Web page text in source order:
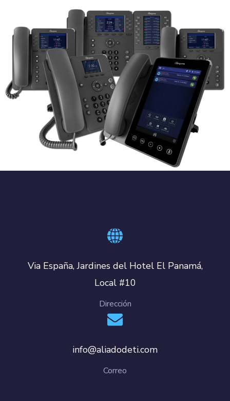
Via España, Jardines del Hotel El Panamá,
Local #10
Dirección
info@aliadodeti.com
Correo